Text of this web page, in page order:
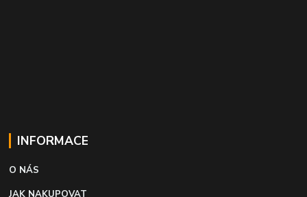
INFORMACE
O NÁS
JAK NAKUPOVAT